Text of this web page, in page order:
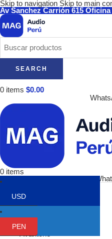
Skip to navigation Skip to main
Av Sanchez Carrión 615
SEARCH
0 items $0.00
0 items
Audífonos
Focal
Avantone
USD
PEN